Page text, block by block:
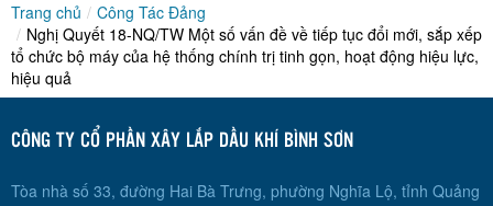
Trang chủ / Công Tác Đảng
/ Nghị Quyết 18-NQ/TW Một số vấn đề về tiếp tục đổi mới, sắp xếp
tổ chức bộ máy của hệ thống chính trị tinh gọn, hoạt động hiệu lực,
hiệu quả
CÔNG TY CỔ PHẦN XÂY LẮP DẦU KHÍ BÌNH SƠN
Tòa nhà số 33, đường Hai Bà Trưng, phường Nghĩa Lộ, tỉnh Quảng